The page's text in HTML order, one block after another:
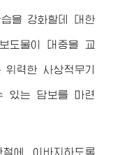
을 강화할데 대한
도물이 대중을 교
력한 사상적무기
있는 담보를 마련
에 이바지하도록